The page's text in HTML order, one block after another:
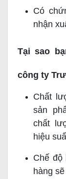
Có
nhận
Tại sao
công ty
Chất
sản
chất
hiệu
Chế độ
hàng